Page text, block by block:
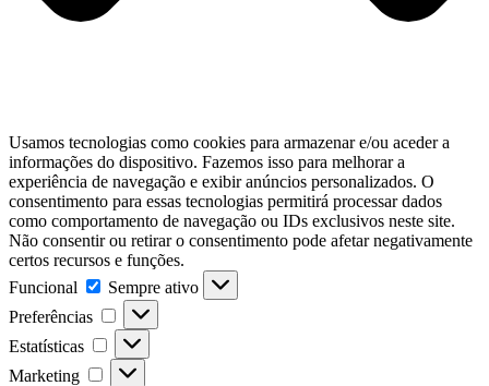
Usamos tecnologias como cookies para armazenar e/ou aceder a
informações do dispositivo. Fazemos isso para melhorar a
experiência de navegação e exibir anúncios personalizados. O
consentimento para essas tecnologias permitirá processar dados
como comportamento de navegação ou IDs exclusivos neste site.
Não consentir ou retirar o consentimento pode afetar negativamente
certos recursos e funções.
Funcional
Funcional
Sempre ativo
Preferências
Preferências
Estatísticas Estatísticas
Marketing Marketing